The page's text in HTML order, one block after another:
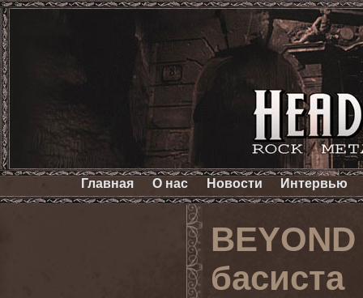
Главная О нас Новости Интервью
басиста